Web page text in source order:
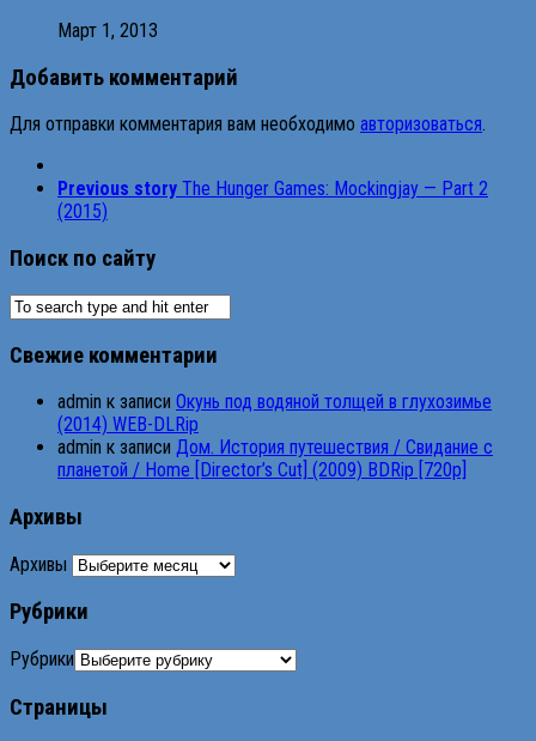
Март 1, 2013
Добавить комментарий
Для отправки комментария вам необходимо авторизоваться.
Previous story The Hunger Games: Mockingjay — Part 2
(2015)
Поиск по сайту
Свежие комментарии
admin к записи Окунь под водяной толщей в глухозимье
(2014) WEB-DLRip
admin к записи Дом. История путешествия / Свидание с
планетой / Home [Director’s Cut] (2009) BDRip [720p]
Архивы
Архивы
Рубрики
Рубрики
Страницы